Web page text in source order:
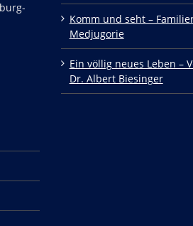
Komm und seht –
Medjugorie
Ein völlig neues Leben –
Dr. Albert Biesinger